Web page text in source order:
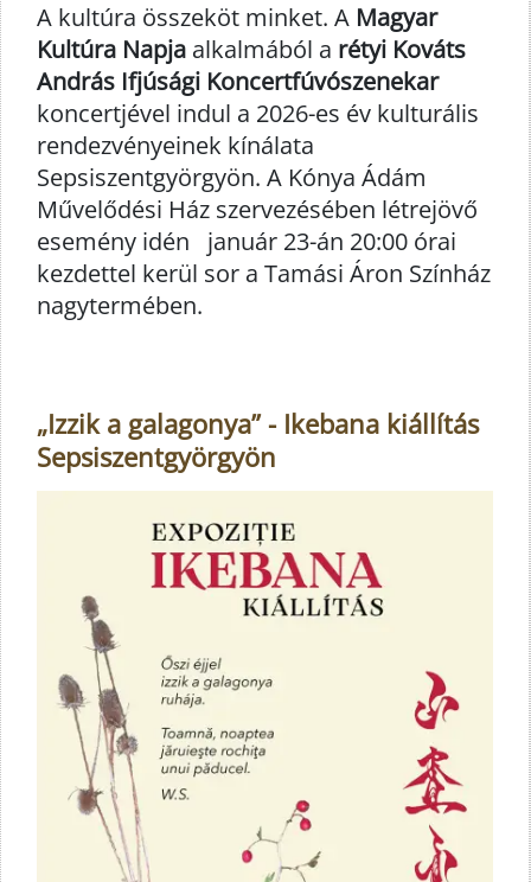
A kultúra összeköt minket. A Magyar
Kultúra Napja alkalmából a rétyi Kováts
András Ifjúsági Koncertfúvószenekar
koncertjével indul a 2026-es év kulturális
rendezvényeinek kínálata
Sepsiszentgyörgyön. A Kónya Ádám
Művelődési Ház szervezésében létrejövő
esemény idén január 23-án 20:00 órai
kezdettel kerül sor a Tamási Áron Színház
nagytermében.
„Izzik a galagonya” - Ikebana kiállítás
Sepsiszentgyörgyön